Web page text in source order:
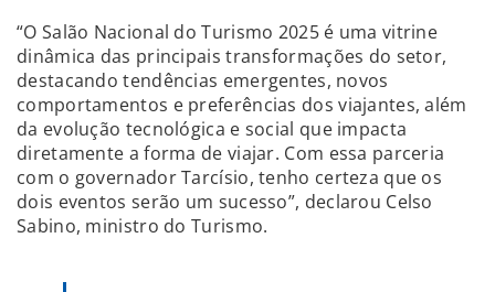
“O Salão Nacional do Turismo 2025 é uma vitrine
dinâmica das principais transformações do setor,
destacando tendências emergentes, novos
comportamentos e preferências dos viajantes, além
da evolução tecnológica e social que impacta
diretamente a forma de viajar. Com essa parceria
com o governador Tarcísio, tenho certeza que os
dois eventos serão um sucesso”, declarou Celso
Sabino, ministro do Turismo.